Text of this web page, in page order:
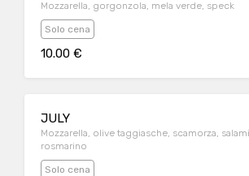
Mozzarella, gorgonzola, mela verde, speck
Solo cena
10.00 €
JULY
Mozzarella, olive taggiasche, scamorza,
rosmarino
Solo cena